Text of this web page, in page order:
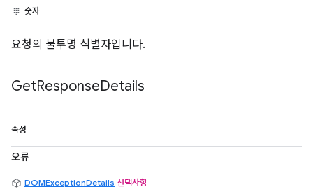
숫자
요청의 불투명 식별자입니다.
GetResponseDetails
속성
오류
DOMExceptionDetails 선택사항